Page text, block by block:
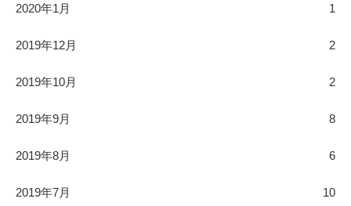
2020年1月 1
2019年12月 2
2019年10月 2
2019年9月 8
2019年8月 6
2019年7月 10